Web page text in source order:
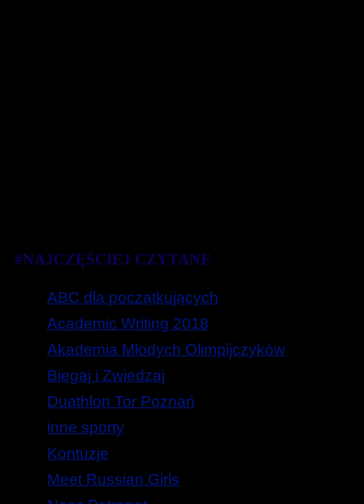
#NAJCZĘŚCIEJ CZYTANE
ABC dla początkujących
Academic Writing 2018
Akademia Młodych Olimpijczyków
Biegaj i Zwiedzaj
Duathlon Tor Poznań
inne sporty
Kontuzje
Meet Russian Girls